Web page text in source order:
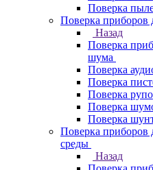
Поверка
Поверка приборов
Назад
Поверка
шума
Поверка
Поверка
Поверка
Поверка
Поверка
Поверка приборов
среды
Назад